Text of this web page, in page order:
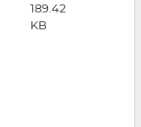
189.42
KB